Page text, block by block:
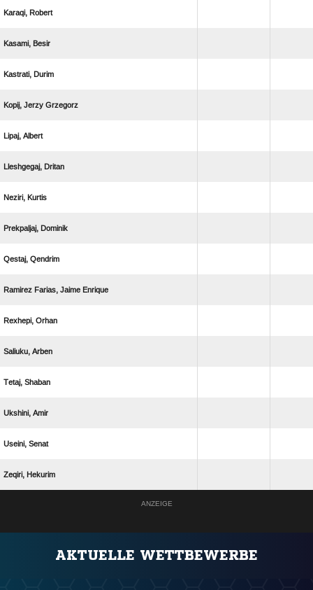
 
 
 
  
 
 
 
 
 
   
 
 
 
 
 
 
ANZEIGE
AKTUELLE WETTBEWERBE